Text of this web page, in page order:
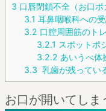
3 口唇閉鎖不全（お口
3.1 耳鼻咽喉科への
3.2 口腔周囲筋のト
3.2.1 スポットポ
3.2.2 あいうべ体
3.3 乳歯が残ってい
お口が開いてしま